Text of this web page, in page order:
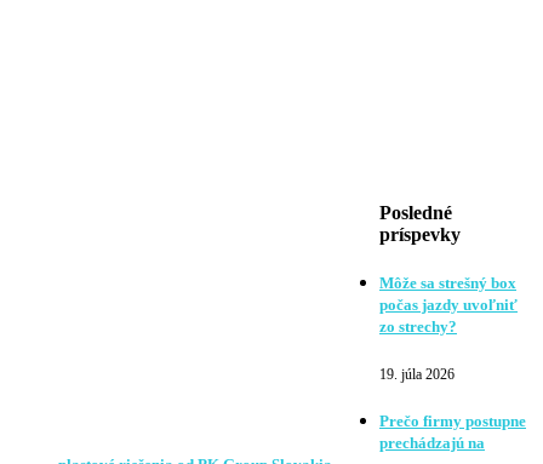
Posledné
príspevky
Môže sa strešný box
počas jazdy uvoľniť
zo strechy?
19. júla 2026
Prečo firmy postupne
prechádzajú na